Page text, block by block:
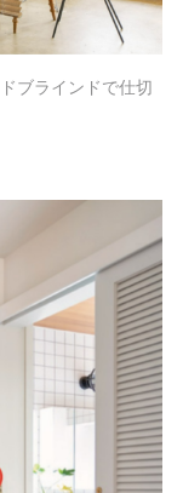
ブラインドで仕切